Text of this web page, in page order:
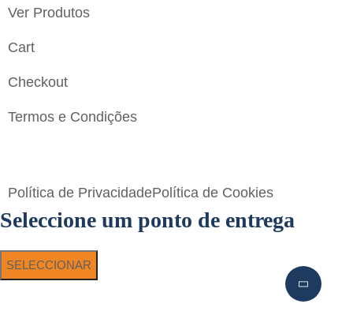
Ver Produtos
Cart
Checkout
Termos e Condições
Política de PrivacidadePolítica de Cookies
Seleccione um ponto de entrega
SELECCIONAR